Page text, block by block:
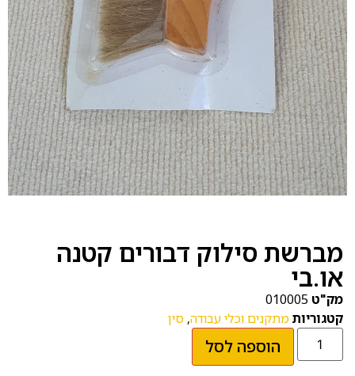
מברשת סילוק דבורים קטנה
או.בי
מק"ט 010005
קטגוריותמתקנים וכלי עבודה, סין
הוספה לסל